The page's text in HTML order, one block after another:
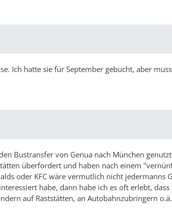
Ich hatte sie für September gebucht, aber
Bustransfer von Genua nach München
überfordert und haben nach einem
oder KFC wäre vermutlich nicht jedermanns
habe, dann habe ich es oft erlebt, dass
auf Raststätten, an Autobahnzubringern